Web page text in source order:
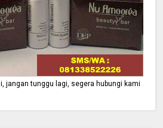
jangan tunggu lagi, segera hubungi kami